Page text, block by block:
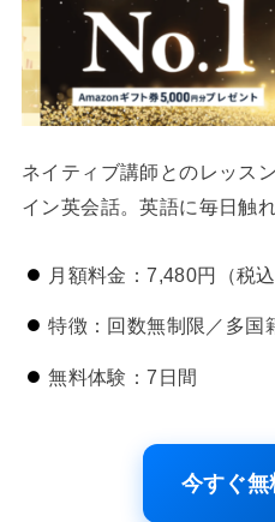
ネイティブ講師とのレッス
イン英会話。英語に毎日触
月額料金：7,480円（税込
特徴：回数無制限／多国
無料体験：7日間
今すぐ無